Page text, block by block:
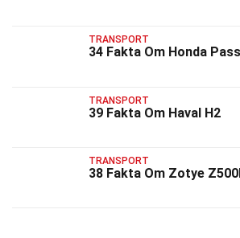
TRANSPORT
34 Fakta Om Honda
TRANSPORT
39 Fakta Om Haval H2
TRANSPORT
38 Fakta Om Zotye